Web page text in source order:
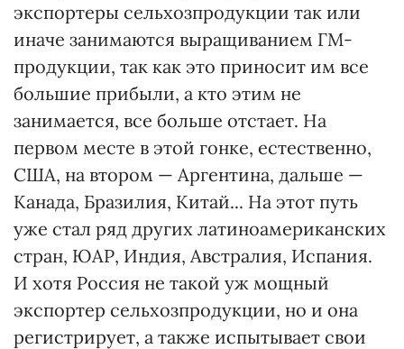
экспортеры сельхозпродукции так или
иначе занимаются выращиванием ГМ-
продукции, так как это приносит им все
большие прибыли, а кто этим не
занимается, все больше отстает. На
первом месте в этой гонке, естественно,
США, на втором — Аргентина, дальше —
Канада, Бразилия, Китай... На этот путь
уже стал ряд других латиноамериканских
стран, ЮАР, Индия, Австралия, Испания.
И хотя Россия не такой уж мощный
экспортер сельхозпродукции, но и она
регистрирует, а также испытывает свои